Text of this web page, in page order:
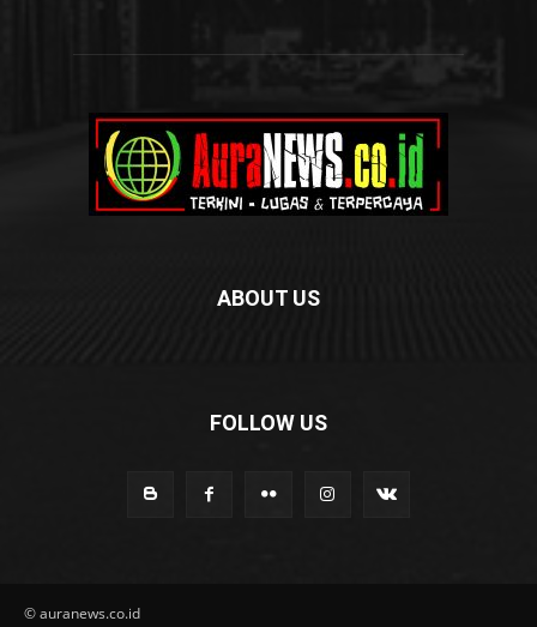
ABOUT US
FOLLOW US
© auranews.co.id